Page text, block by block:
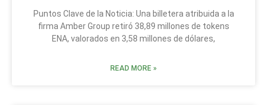
Puntos Clave de la Noticia: Una billetera atribuida a la
firma Amber Group retiró 38,89 millones de tokens
ENA, valorados en 3,58 millones de dólares,
READ MORE »